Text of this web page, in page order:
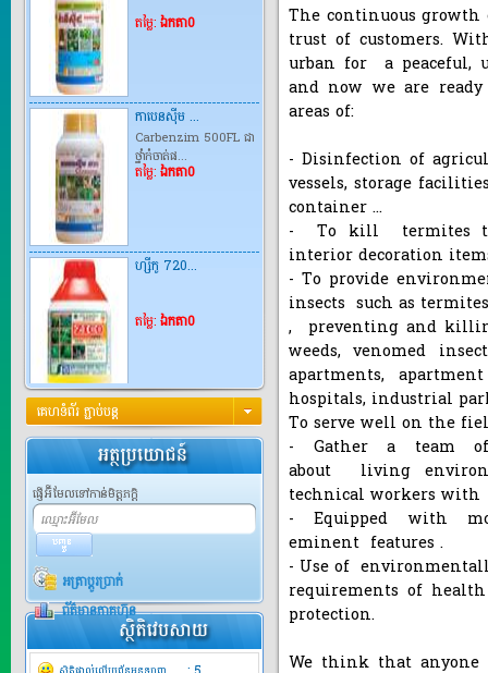
Carbenzim 500FL ជា
ថ្នាំកំចាត់ផ...
តម្លៃ:ឯកតា0
ហ្សីកូ 550...
តម្លៃ:ឯកតា0
សិកសៃហ្គោន...
គេហទំព័រ ភ្ជាប់បន្ត
ផ្ញើអ៊ីមែលទៅកាន់មិត្តភក្តិ
អត្រាប្តូរប្រាក់
ព័ត៌មានភាគហ៊ុន
The continuous
trust of customers.
urban for a peaceful,
and now we are
areas of:
- Disinfection of
vessels, storage
container ...
- To kill termites to
interior decoration
- To provide
insects such as
, preventing and
weeds, venomed
apartments,
hospitals, industrial
To serve well on the
- Gather a team of
about living
technical workers
- Equipped with
eminent features .
- Use of
requirements of
protection.
We think that